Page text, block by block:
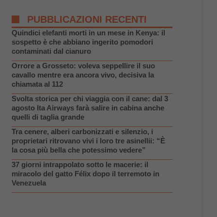
PUBBLICAZIONI RECENTI
Quindici elefanti morti in un mese in Kenya: il
sospetto è che abbiano ingerito pomodori
contaminati dal cianuro
Orrore a Grosseto: voleva seppellire il suo
cavallo mentre era ancora vivo, decisiva la
chiamata al 112
Svolta storica per chi viaggia con il cane: dal 3
agosto Ita Airways farà salire in cabina anche
quelli di taglia grande
Tra cenere, alberi carbonizzati e silenzio, i
proprietari ritrovano vivi i loro tre asinellii: “È
la cosa più bella che potessimo vedere”
37 giorni intrappolato sotto le macerie: il
miracolo del gatto Félix dopo il terremoto in
Venezuela